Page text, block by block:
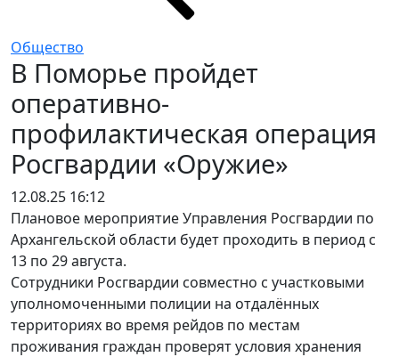
Общество
В Поморье пройдет
оперативно-
профилактическая операция
Росгвардии «Оружие»
12.08.25 16:12
Плановое мероприятие Управления Росгвардии по
Архангельской области будет проходить в период с
13 по 29 августа.
Сотрудники Росгвардии совместно с участковыми
уполномоченными полиции на отдалённых
территориях во время рейдов по местам
проживания граждан проверят условия хранения